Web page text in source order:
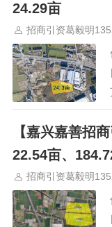
24.29亩
招商引资葛毅明
【嘉兴嘉善招
22.54亩、
招商引资葛毅明